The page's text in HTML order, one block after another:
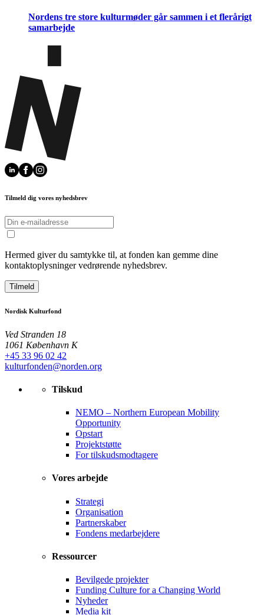
Nordens tre store kulturmøder går sammen i et flerårigt
samarbejde
Tilmeld dig vores nyhedsbrev
Hermed giver du samtykke til, at fonden kan gemme dine
kontaktoplysninger vedrørende nyhedsbrev.
Tilmeld
Nordisk Kulturfond
Ved Stranden 18
1061 København K
+45 33 96 02 42
kulturfonden@norden.org
Tilskud
NEMO – Northern European Mobility
Opportunity
Opstart
Projektstøtte
For tilskudsmodtagere
Vores arbejde
Strategi
Organisation
Partnerskaber
Fondens medarbejdere
Ressourcer
Bevilgede projekter
Funding Culture for a Changing World
Nyheder
Media kit